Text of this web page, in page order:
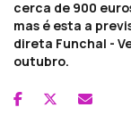
cerca de 900
mas é esta a
direta Funchal -
outubro.